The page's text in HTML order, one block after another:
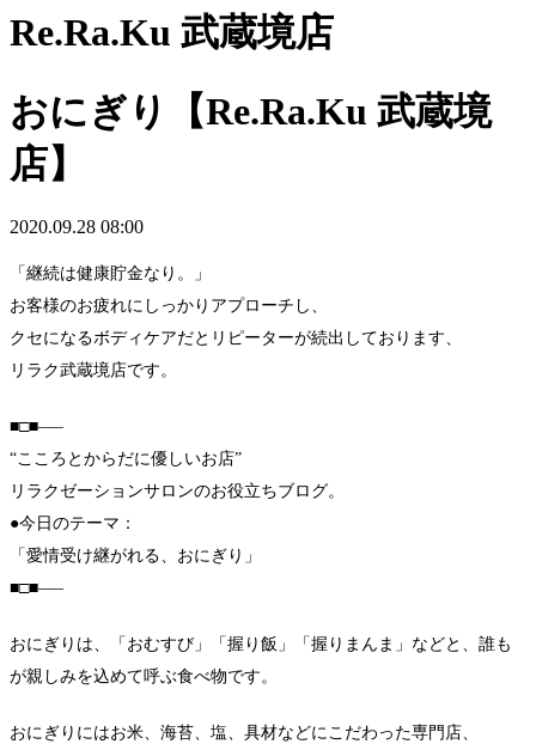
Re.Ra.Ku 武蔵境店
おにぎり【Re.Ra.Ku 武蔵境
店】
2020.09.28 08:00
「継続は健康貯金なり。」
お客様のお疲れにしっかりアプローチし、
クセになるボディケアだとリピーターが続出しております、
リラク武蔵境店です。
■□■—–
“こころとからだに優しいお店”
リラクゼーションサロンのお役立ちブログ。
●今日のテーマ：
「愛情受け継がれる、おにぎり」
■□■—–
おにぎりは、「おむすび」「握り飯」「握りまんま」などと、誰も
が親しみを込めて呼ぶ食べ物です。
おにぎりにはお米、海苔、塩、具材などにこだわった専門店、